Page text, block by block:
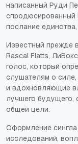
написанный Руди
спродюсированный
послание
Известный прежде
Rascal Flatts,
голос, который
слушателям о
и вдохновляющие
лучшего будущего,
общей цели.
Оформление
исследований,